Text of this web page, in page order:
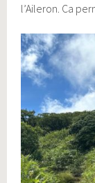
l’Aileron. Ca